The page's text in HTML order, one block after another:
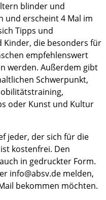
blinder und
und erscheint 4 Mal im
Tipps und
die besonders für
empfehlenswert
werden. Außerdem gibt
Schwerpunkt,
oder Kunst und Kultur
jeder, der sich für die
kostenfrei. Den
in gedruckter Form.
info@absv.de melden,
bekommen möchten.